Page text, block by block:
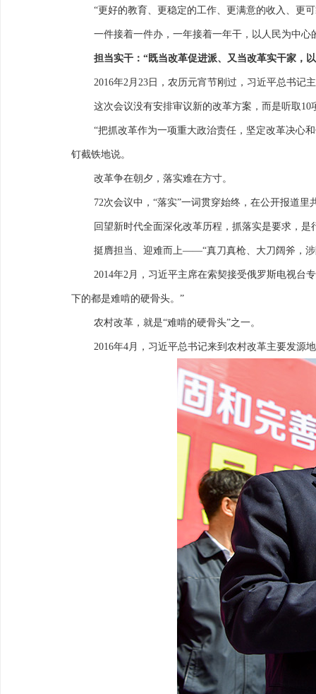
“更好的教育、更稳定的工作、更满意的收入、更
一件接着一件办，一年接着一年干，以人民为中
担当实干：“既当改革促进派、又当改革实干家，
2016年2月23日，农历元宵节刚过，习近平总书记
这次会议没有安排审议新的改革方案，而是听取
“把抓改革作为一项重大政治责任，坚定改革决心
钉截铁地说。
改革争在朝夕，落实难在方寸。
72次会议中，“落实”一词贯穿始终，在公开报道
回望新时代全面深化改革历程，抓落实是要求，
挺膺担当、迎难而上——“真刀真枪、大刀阔斧，
2014年2月，习近平主席在索契接受俄罗斯电视台
下的都是难啃的硬骨头。”
农村改革，就是“难啃的硬骨头”之一。
2016年4月，习近平总书记来到农村改革主要发源